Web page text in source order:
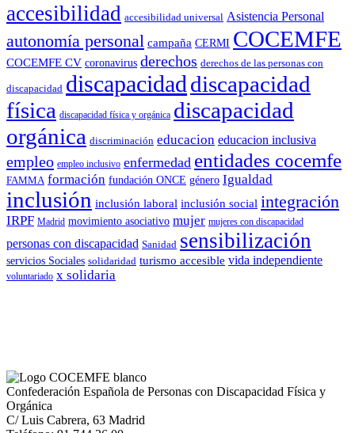
accesibilidad accesibilidad universal Asistencia Personal
autonomía personal campaña CERMI COCEMFE
COCEMFE CV coronavirus derechos derechos de las personas con
discapacidad discapacidad discapacidad
física discapacidad física y orgánica discapacidad
orgánica discriminación educacion educacion inclusiva
empleo empleo inclusivo enfermedad entidades cocemfe
FAMMA formación fundación ONCE género Igualdad
inclusión inclusión laboral inclusión social integración
IRPF Madrid movimiento asociativo mujer mujeres con discapacidad
personas con discapacidad Sanidad sensibilización
servicios Sociales solidaridad turismo accesible vida independiente
voluntariado x solidaria
Confederación Española de Personas con Discapacidad Física y
Orgánica
C/ Luis Cabrera, 63 Madrid